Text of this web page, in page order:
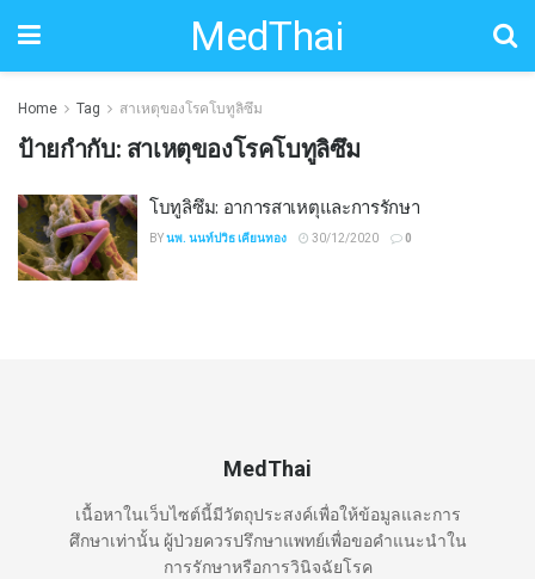
MedThai
Home Tag สาเหตุของโรคโบทูลิซึม
ป้ายกำกับ: สาเหตุของโรคโบทูลิซึม
โบทูลิซึม: อาการสาเหตุและการรักษา
BYนพ. นนท์ปวิธ เคียนทอง 30/12/2020 0
MedThai
เนื้อหาในเว็บไซต์นี้มีวัตถุประสงค์เพื่อให้ข้อมูลและการ
ศึกษาเท่านั้น ผู้ป่วยควรปรึกษาแพทย์เพื่อขอคำแนะนำใน
การรักษาหรือการวินิจฉัยโรค